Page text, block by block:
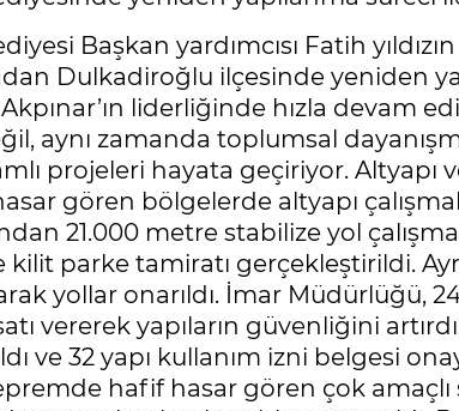
Başkan yardımcısı Fatih
Dulkadiroğlu ilçesinde yeniden
liderliğinde hızla devam
aynı zamanda toplumsal
projeleri hayata geçiriyor. Altyapı
gören bölgelerde altyapı
21.000 metre stabilize yol
kilit parke tamiratı gerçekleştirildi.
yollar onarıldı. İmar Müdürlüğü,
vererek yapıların güvenliğini
ve 32 yapı kullanım izni belgesi
hafif hasar gören çok